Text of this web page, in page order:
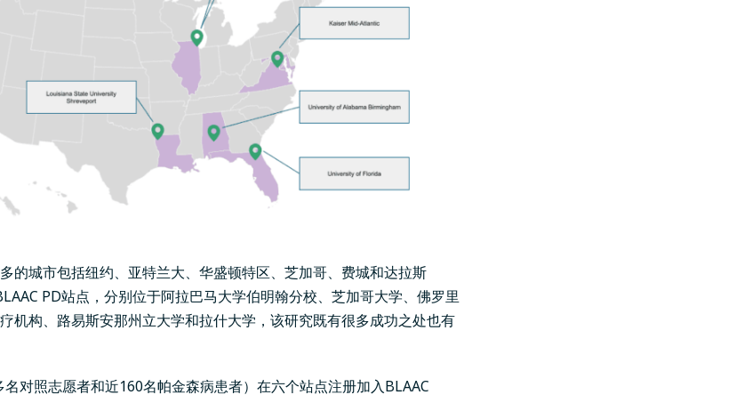
的城市包括纽约、亚特兰大、华盛顿特区、芝加哥、费城和达拉斯
PD站点，分别位于阿拉巴马大学伯明翰分校、芝加哥大学、佛罗里
机构、路易斯安那州立大学和拉什大学，该研究既有很多成功之处也有
对照志愿者和近160名帕金森病患者）在六个站点注册加入BLAAC